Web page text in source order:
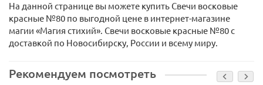
На данной странице вы можете купить Свечи восковые
красные №80 по выгодной цене в интернет-магазине
магии «Магия стихий». Свечи восковые красные №80 с
доставкой по Новосибирску, России и всему миру.
Рекомендуем посмотреть